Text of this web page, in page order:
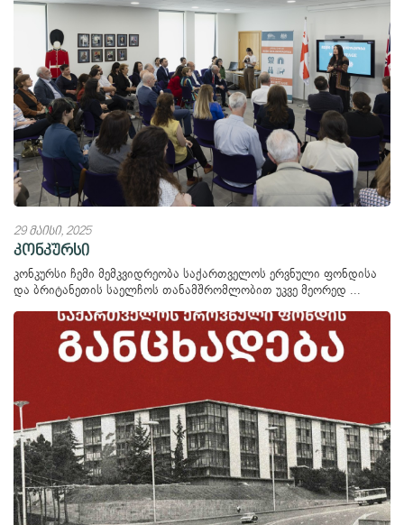
29 მაისი, 2025
კონკურსი
კონკურსი ჩემი მემკვიდრეობა საქართველოს ერვნული ფონდისა
და ბრიტანეთის საელჩოს თანამშრომლობით უკვე მეორედ ...